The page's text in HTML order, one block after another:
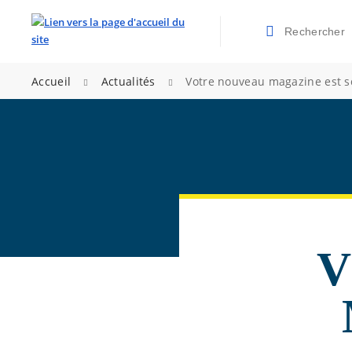
Valider la
Accueil Actualités Votre nouveau magazine est